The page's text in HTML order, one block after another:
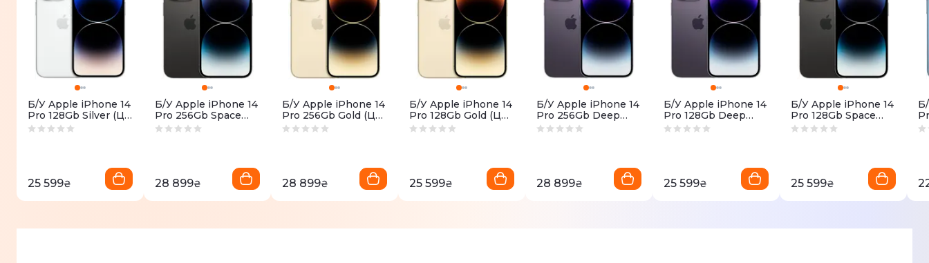
Б/У Apple iPhone 14
Pro 128Gb Silver (Це
Идеал)
25 599₴
Б/У Apple iPhone 14
Pro 256Gb Space
Black (Це Идеал)
28 899₴
Б/У Apple iPhone 14
Pro 256Gb Gold (Це
Идеал)
28 899₴
Б/У Apple iPhone 14
Pro 128Gb Gold (Це
Идеал)
25 599₴
Б/У Apple iPhone 14
Pro 256Gb Deep
Purple (Це Идеал)
28 899₴
Б/У Apple iPhone 14
Pro 128Gb Deep
Purple (Це Идеал)
25 599₴
Б/У Apple iPhone 14
Pro 128Gb Space
Black (Це Идеал)
25 599₴